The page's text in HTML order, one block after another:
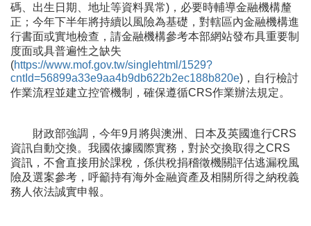
碼、出生日期、地址等資料異常)，必要時輔導金融機構釐
正；今年下半年將持續以風險為基礎，對轄區內金融機構進
行書面或實地檢查，請金融機構參考本部網站發布具重要制
度面或具普遍性之缺失
(https://www.mof.gov.tw/singlehtml/1529?
cntId=56899a33e9aa4b9db622b2ec188b820e)，自行檢討
作業流程並建立控管機制，確保遵循CRS作業辦法規定。
財政部強調，今年9月將與澳洲、日本及英國進行CRS
資訊自動交換。我國依據國際實務，對於交換取得之CRS
資訊，不會直接用於課稅，係供稅捐稽徵機關評估逃漏稅風
險及選案參考，呼籲持有海外金融資產及相關所得之納稅義
務人依法誠實申報。